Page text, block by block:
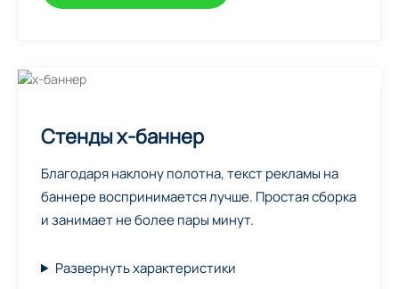
Стенды х-баннер
Благодаря наклону полотна, текст рекламы на
баннере воспринимается лучше. Простая сборка
и занимает не более пары минут.
Развернуть характеристики